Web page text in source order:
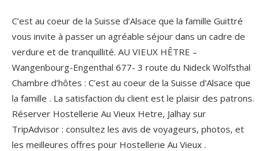
C’est au coeur de la Suisse d’Alsace que la famille Guittré
vous invite à passer un agréable séjour dans un cadre de
verdure et de tranquillité. AU VIEUX HÊTRE –
Wangenbourg-Engenthal 677- 3 route du Nideck Wolfsthal
Chambre d’hôtes : C’est au coeur de la Suisse d’Alsace que
la famille . La satisfaction du client est le plaisir des patrons.
Réserver Hostellerie Au Vieux Hetre, Jalhay sur
TripAdvisor : consultez les avis de voyageurs, photos, et
les meilleures offres pour Hostellerie Au Vieux .